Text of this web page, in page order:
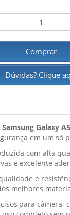
Comprar
Dúvidas? Clique
Galaxy
em um só
com alta
e excelente
e
melhores
para câmera,